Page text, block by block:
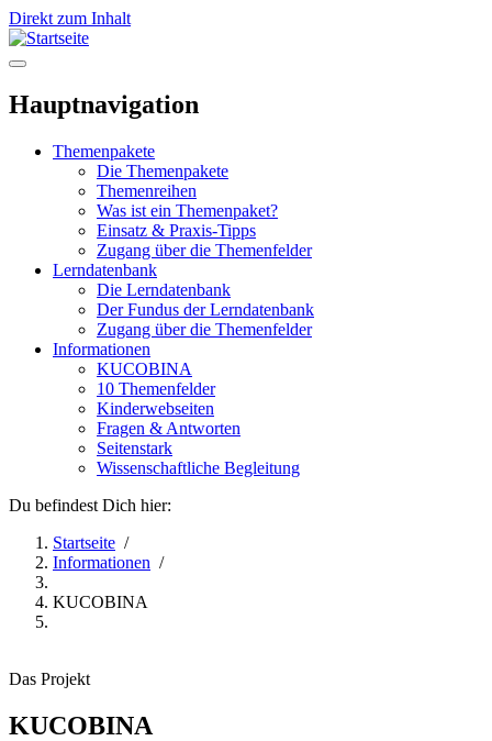
Direkt zum Inhalt
Hauptnavigation
Themenpakete
Die Themenpakete
Themenreihen
Was ist ein Themenpaket?
Einsatz & Praxis-Tipps
Zugang über die Themenfelder
Lerndatenbank
Die Lerndatenbank
Der Fundus der Lerndatenbank
Zugang über die Themenfelder
Informationen
KUCOBINA
10 Themenfelder
Kinderwebseiten
Fragen & Antworten
Seitenstark
Wissenschaftliche Begleitung
Du befindest Dich hier:
Startseite /
Informationen /
KUCOBINA
Das Projekt
KUCOBINA